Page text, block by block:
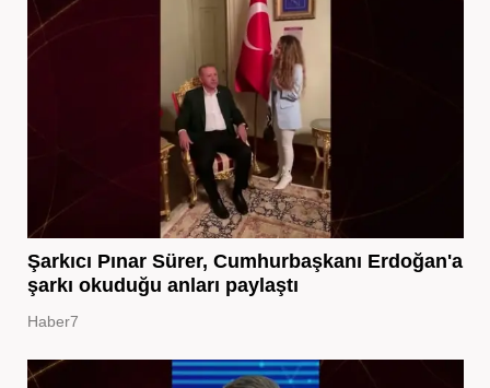
Şarkıcı Pınar Sürer, Cumhurbaşkanı Erdoğan'a
şarkı okuduğu anları paylaştı
Haber7